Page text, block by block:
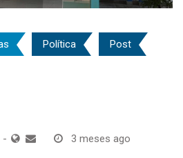
Política Post
- 3 meses ago